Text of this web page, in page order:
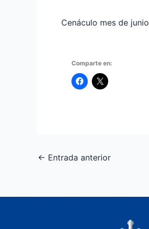
Cenáculo mes de junio
Comparte en:
← Entrada anterior